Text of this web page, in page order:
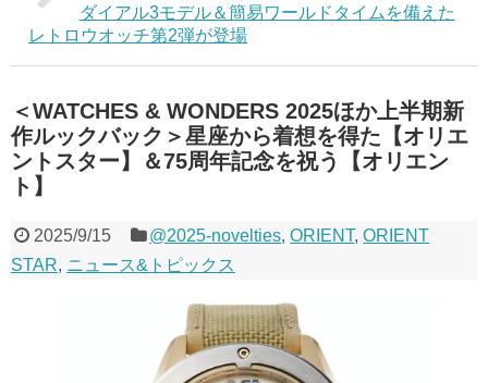
ダイアル3モデル＆簡易ワールドタイムを備えた
レトロウオッチ第2弾が登場
＜WATCHES & WONDERS 2025ほか上半期新
作ルックバック＞星座から着想を得た【オリエ
ントスター】＆75周年記念を祝う【オリエン
ト】
2025/9/15 @2025-novelties,ORIENT,ORIENT
STAR, ニュース&トピックス